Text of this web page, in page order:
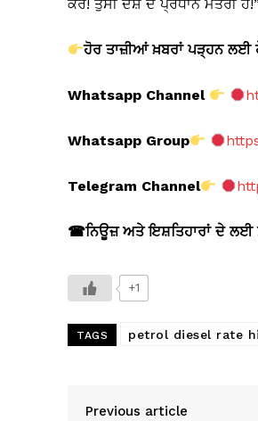
ਕਰੋ! ਤੁਸੀਂ ਦੇਸ਼ ਦੇ ਪ੍ਰਧਾਨ ਮੰਤਰੀ
ਹੋਰ ਤਾਜ਼ੀਆਂ ਖ਼ਬਰਾਂ ਪੜ੍ਹਨ
Whatsapp Channel
Whatsapp Group
Telegram Channel
☎ਨਿਊਜ਼ ਅਤੇ ਇਸ਼ਤਿਹਾਰਾਂ ਦੇ ਲਈ
+1
TAGS petrol diesel rate
Previous article